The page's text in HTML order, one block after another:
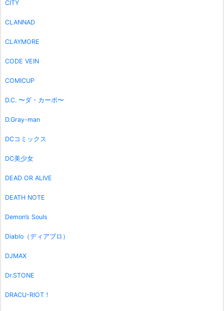
CITY
CLANNAD
CLAYMORE
CODE VEIN
COMICUP
D.C. 〜ダ・カーポ〜
D.Gray-man
DCコミックス
DC美少女
DEAD OR ALIVE
DEATH NOTE
Demon’s Souls
Diablo（ディアブロ）
DJMAX
Dr.STONE
DRACU-RIOT！